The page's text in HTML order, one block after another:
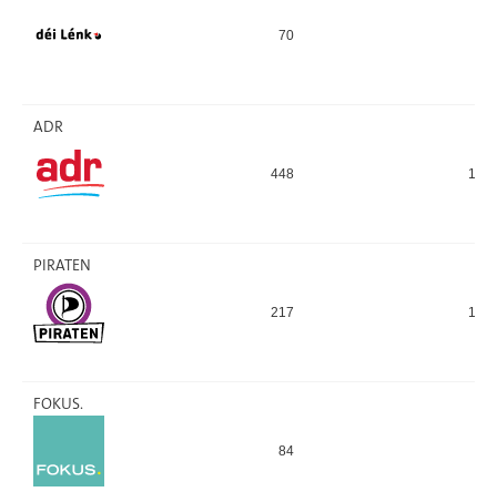
70
ADR
448 189
PIRATEN
217 157
FOKUS.
84